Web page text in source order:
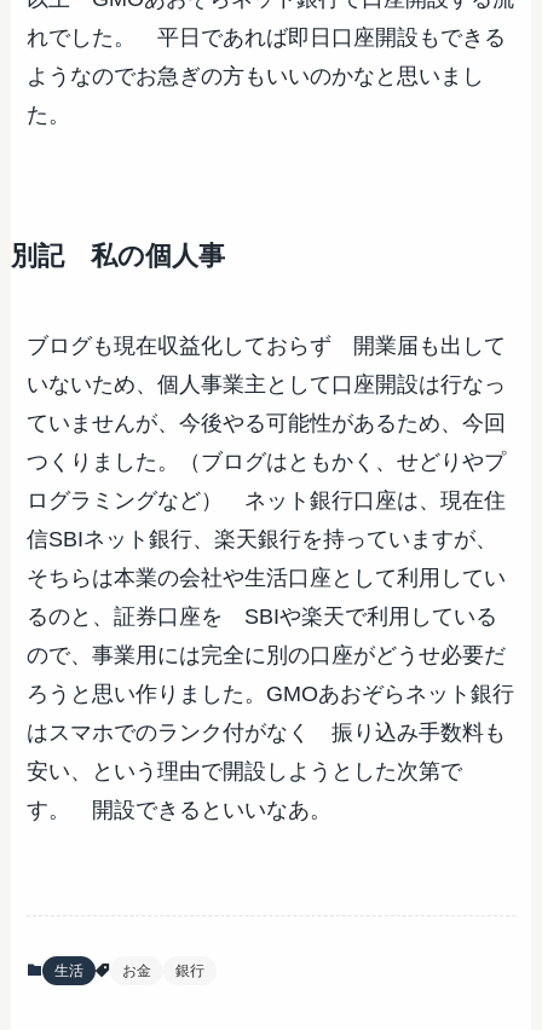
れでした。 平日であれば即日口座開設もできる
ようなのでお急ぎの方もいいのかなと思いまし
た。
別記 私の個人事
ブログも現在収益化しておらず 開業届も出して
いないため、個人事業主として口座開設は行なっ
ていませんが、今後やる可能性があるため、今回
つくりました。（ブログはともかく、せどりやプ
ログラミングなど） ネット銀行口座は、現在住
信SBIネット銀行、楽天銀行を持っていますが、
そちらは本業の会社や生活口座として利用してい
るのと、証券口座を SBIや楽天で利用している
ので、事業用には完全に別の口座がどうせ必要だ
ろうと思い作りました。GMOあおぞらネット銀行
はスマホでのランク付がなく 振り込み手数料も
安い、という理由で開設しようとした次第で
す。 開設できるといいなあ。
生活 お金 銀行